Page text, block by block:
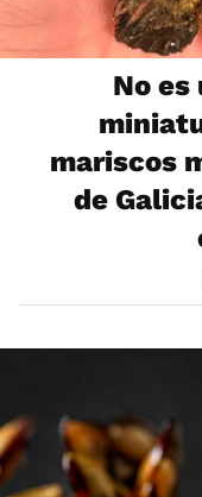
No es
mariscos
de